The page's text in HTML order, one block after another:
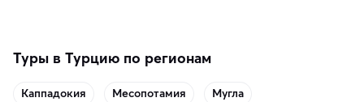
Туры в Турцию по регионам
Каппадокия Месопотамия Мугла